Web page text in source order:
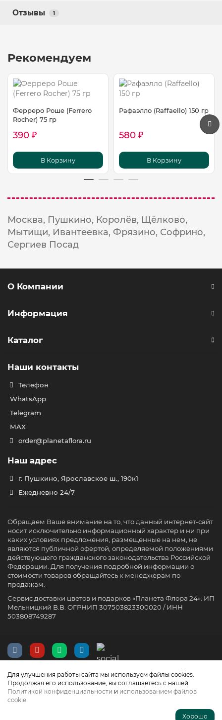
Отзывы 1
Рекомендуем
Ферреро Роше (Ferrero
Rocher) 75 гр
390 ₽
В Корзину
Рафаэлло (Raffaello) 150 гр
580 ₽
В Корзину
Москва, Пушкино, Королёв, Щёлково,
Мытищи, Ивантеевка, Фрязино, Софрино,
Сергиев Посад
Для улучшения работы сайта мы используем файлы cookies.
Продолжая его использование, вы соглашаетесь с нашей
Политикой конфиденциальности и использованием файлов
cookie
Хорошо
О Компании
Информация
Каталог
Наши контакты
Телефон
WhatsApp
Telegram
MAX
order@planetaflora.ru
Наш адрес
г. Пушкино, Ярославское ш., 190к1
Ежедневно 24/7
Обращаем Ваше внимание на то, что данный интернет-сайт
носит исключительно информационный характер и ни при
каких условиях предложения, размещенные на нем, не
являются публичной офертой, определяемой положениями
действующего гражданского законодательства Российской
Федерации. Для получения подробной информации о
стоимости товаров обращайтесь к менеджерам по
продажам.
Сервис доставки цветов и подарков «Планета Флора 24». ИП
Мельницкий В.В. ОГРНИП 307503823300020 / ИНН
503808749287